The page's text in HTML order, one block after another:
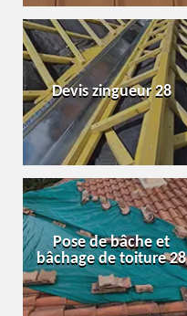
Devis zingueur 28
Pose de bâche et
bâchage de toiture 28